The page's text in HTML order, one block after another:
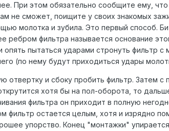
При этом обязательно сообщите ему,
не сможет, поищите у своих знакомых
молотка и зубила. Это первый способ.
ребром фильтра называется основание
опять пытаться ударами стронуть
(по нему будут приходиться удары
отвертку и сбоку пробить фильтр. Затем
хотя бы на пол-оборота, то
фильтра он приходит в полную
фильтр остается целым, хотя и изрядно
упорство. Конец "монтажки"